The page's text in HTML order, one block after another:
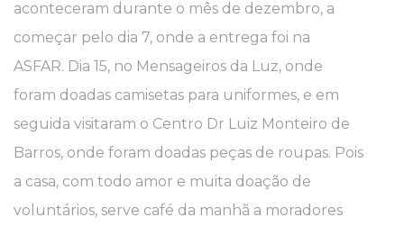
aconteceram durante o mês de dezembro, a
começar pelo dia 7, onde a entrega foi na
ASFAR. Dia 15, no Mensageiros da Luz, onde
foram doadas camisetas para uniformes, e em
seguida visitaram o Centro Dr Luiz Monteiro de
Barros, onde foram doadas peças de roupas. Pois
a casa, com todo amor e muita doação de
voluntários, serve café da manhã a moradores